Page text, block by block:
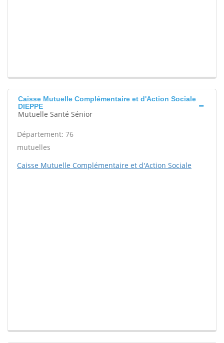
Caisse Mutuelle Complémentaire et d'Action Sociale
DIEPPE
Mutuelle Santé Sénior
Département: 76
mutuelles
Caisse Mutuelle Complémentaire et d'Action Sociale